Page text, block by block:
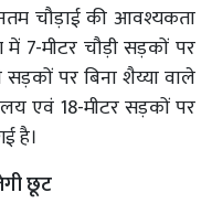
चौड़ाई की आवश्यकता
7-मीटर चौड़ी सड़कों पर
सड़कों पर बिना शैय्या वाले
एवं 18-मीटर सड़कों पर
है।
छूट